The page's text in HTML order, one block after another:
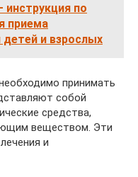
по
приема
и взрослых
принимать
собой
средства,
веществом. Эти
и